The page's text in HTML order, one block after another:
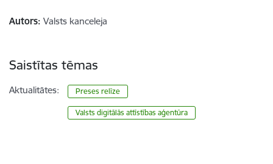
Autors: Valsts kanceleja
Saistītas tēmas
Aktualitātes: Preses relīze
Valsts digitālās attīstības aģentūra